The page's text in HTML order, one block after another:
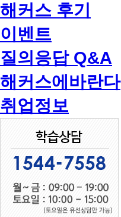
해커스 후기
이벤트
질의응답 Q&A
해커스에바란다
취업정보